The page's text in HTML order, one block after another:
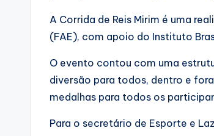
A Corrida de Reis Mirim é uma
(FAE), com apoio do Instituto
O evento contou com uma
diversão para todos, dentro e
medalhas para todos os
Para o secretário de Esporte e